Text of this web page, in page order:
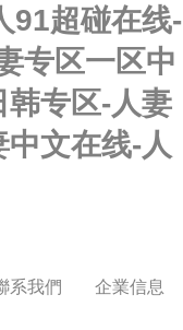
91超碰在线-
专区一区中
专区-人妻
文在线-人
系我們 企業信息